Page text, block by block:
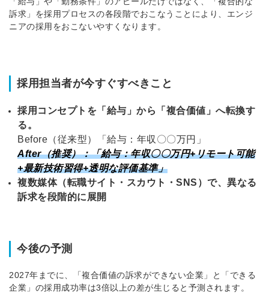
訴求」を採用プロセスの各段階でおこなうことにより、エンジ
ニアの採用をおこないやすくなります。
採用担当者が今すぐすべきこと
採用コンセプトを「給与」から「複合価値」へ転換す
る。
Before（従来型）「給与：年収〇〇万円」
After（推奨）：「給与：年収〇〇万円+リモート可能
+最新技術習得+透明な評価基準」
複数媒体（転職サイト・スカウト・SNS）で、異なる
訴求を段階的に展開
今後の予測
2027年までに、「複合価値の訴求ができない企業」と「できる
企業」の採用成功率は3倍以上の差が生じると予測されます。